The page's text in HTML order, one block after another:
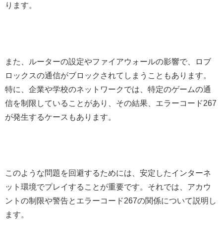
ります。
また、ルーターの設定やファイアウォールの影響で、ロブ
ロックスの通信がブロックされてしまうこともあります。
特に、企業や学校のネットワークでは、特定のゲームの通
信を制限していることがあり、その結果、エラーコード267
が発生するケースもあります。
このような問題を回避するためには、安定したインターネ
ット環境でプレイすることが重要です。それでは、アカウ
ントの制限や警告とエラーコード267の関係について説明し
ます。